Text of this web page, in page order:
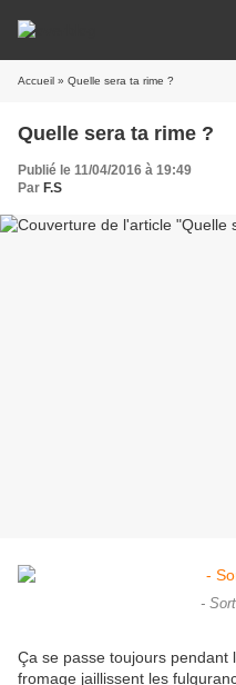
Accueil » Quelle sera ta rime ?
Quelle sera ta rime ?
Publié le 11/04/2016 à 19:49
Par F.S
-
Ça se passe toujours
fromage jaillissent les